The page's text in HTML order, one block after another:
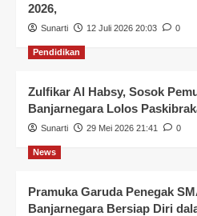
2026,
Sunarti 12 Juli 2026 20:03 0
Pendidikan
Zulfikar Al Habsy, Sosok
Banjarnegara Lolos
Sunarti 29 Mei 2026 21:41 0
News
Pramuka Garuda Penegak
Banjarnegara Bersiap Diri